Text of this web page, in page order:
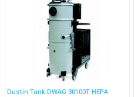
Dustin Tank DWAG 30100T HEPA